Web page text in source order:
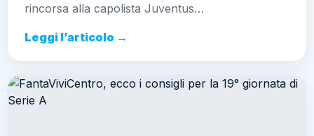
rincorsa alla capolista Juventus…
Leggi l’articolo →